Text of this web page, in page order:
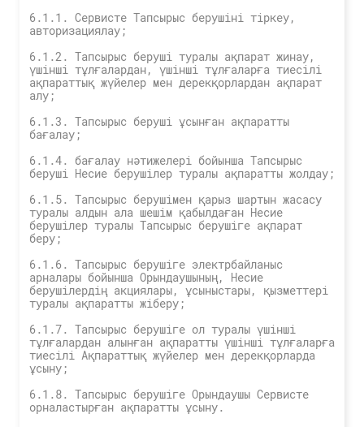
6.1.1. Сервисте Тапсырыс берушіні тіркеу,
авторизациялау;
6.1.2. Тапсырыс беруші туралы ақпарат жинау,
үшінші тұлғалардан, үшінші тұлғаларға тиесілі
ақпараттық жүйелер мен дерекқорлардан ақпарат
алу;
6.1.3. Тапсырыс беруші ұсынған ақпаратты
бағалау;
6.1.4. бағалау нәтижелері бойынша Тапсырыс
беруші Несие берушілер туралы ақпаратты жолдау;
6.1.5. Тапсырыс берушімен қарыз шартын жасасу
туралы алдын ала шешім қабылдаған Несие
берушілер туралы Тапсырыс берушіге ақпарат
беру;
6.1.6. Тапсырыс берушіге электрбайланыс
арналары бойынша Орындаушының, Несие
берушілердің акциялары, ұсыныстары, қызметтері
туралы ақпаратты жіберу;
6.1.7. Тапсырыс берушіге ол туралы үшінші
тұлғалардан алынған ақпаратты үшінші тұлғаларға
тиесілі Ақпараттық жүйелер мен дерекқорларда
ұсыну;
6.1.8. Тапсырыс берушіге Орындаушы Сервисте
орналастырған ақпаратты ұсыну.